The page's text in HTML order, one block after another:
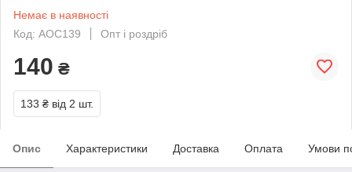
Немає в наявності
Код: AOC139
Опт і роздріб
140 ₴
133 ₴ від 2 шт.
Опис Характеристики Доставка Оплата Умови